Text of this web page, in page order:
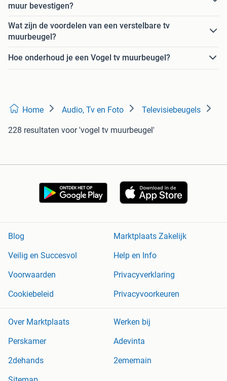
muur bevestigen?
Wat zijn de voordelen van een verstelbare tv
muurbeugel?
Hoe onderhoud je een Vogel tv muurbeugel?
Home Audio, Tv en Foto Televisiebeugels
228 resultaten voor 'vogel tv muurbeugel'
Blog
Marktplaats Zakelijk
Veilig en Succesvol
Help en Info
Voorwaarden
Privacyverklaring
Cookiebeleid
Privacyvoorkeuren
Over Marktplaats
Werken bij
Perskamer
Adevinta
2dehands
2ememain